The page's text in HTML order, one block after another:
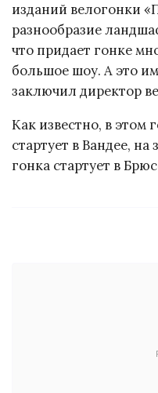
изданий велогонки
разнообразие
что придает гонке
большое шоу. А это
заключил директор
Как известно, в этом
стартует в Вандее,
гонка стартует в